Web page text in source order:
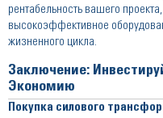
рентабельность вашего
высокоэффективное
жизненного цикла.
Заключение:
Экономию
Покупка силового